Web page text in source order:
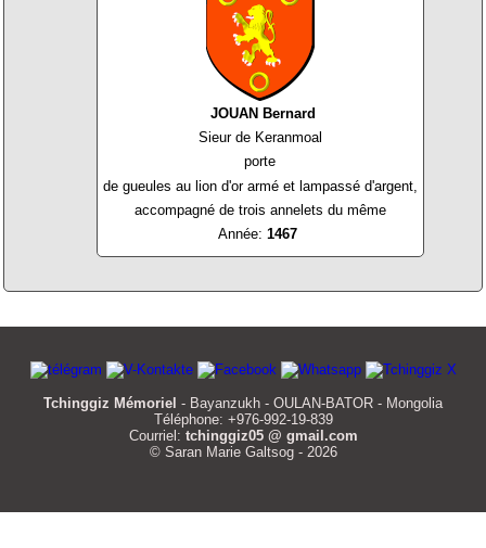
JOUAN Bernard
Sieur de Keranmoal
porte
de gueules au lion d'or armé et lampassé d'argent,
accompagné de trois annelets du même
Année:1467
Tchinggiz Mémoriel - Bayanzukh - OULAN-BATOR - Mongolia
Téléphone: +976-992-19-839
Courriel: tchinggiz05 @ gmail.com
© Saran Marie Galtsog - 2026